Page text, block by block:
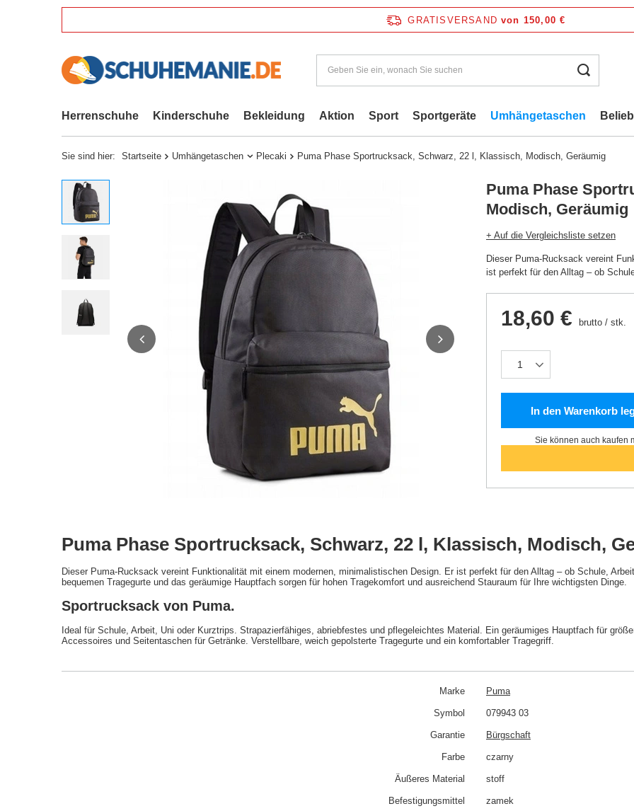
GRATISVERSAND von 150,00 €
Herrenschuhe Kinderschuhe Bekleidung Aktion Sport Sportgeräte Umhängetaschen
Sie sind hier: Startseite Umhängetaschen Plecaki Puma Phase Sportrucksack, Schwarz, 22 l, Klassisch, Modisch, Geräumig
Puma Phase
Modisch, Geräumig
+ Auf die Vergleichsliste setzen
Dieser Puma-Rucksack vereint
ist perfekt für den Alltag – ob
18,60 € brutto / stk.
In den Warenkorb
Sie können auch kaufen
Puma Phase Sportrucksack, Schwarz, 22 l, Klassisch, Modisch,
Dieser Puma-Rucksack vereint Funktionalität mit einem modernen, minimalistischen Design. Er ist perfekt für den Alltag – ob Schule,
bequemen Tragegurte und das geräumige Hauptfach sorgen für hohen Tragekomfort und ausreichend Stauraum für Ihre wichtigsten Dinge.
Sportrucksack von Puma.
Ideal für Schule, Arbeit, Uni oder Kurztrips. Strapazierfähiges, abriebfestes und pflegeleichtes Material. Ein geräumiges Hauptfach für
Accessoires und Seitentaschen für Getränke. Verstellbare, weich gepolsterte Tragegurte und ein komfortabler Tragegriff.
Marke Puma
Symbol 079943 03
Garantie Bürgschaft
Farbe czarny
Äußeres Material stoff
Befestigungsmittel zamek